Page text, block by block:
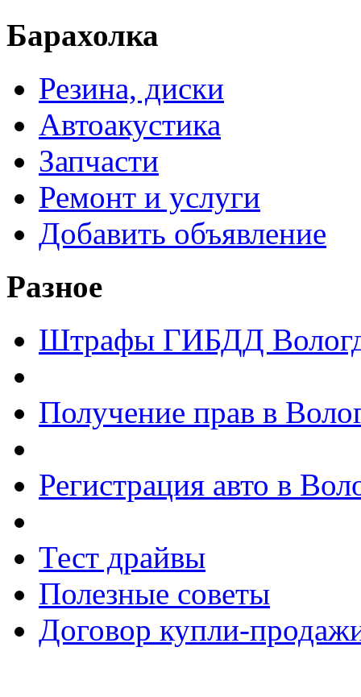
Барахолка
Резина, диски
Автоакустика
Запчасти
Ремонт и услуги
Добавить объявление
Разное
Штрафы ГИБДД
Получение прав в
Регистрация авто в
Тест драйвы
Полезные советы
Договор купли-